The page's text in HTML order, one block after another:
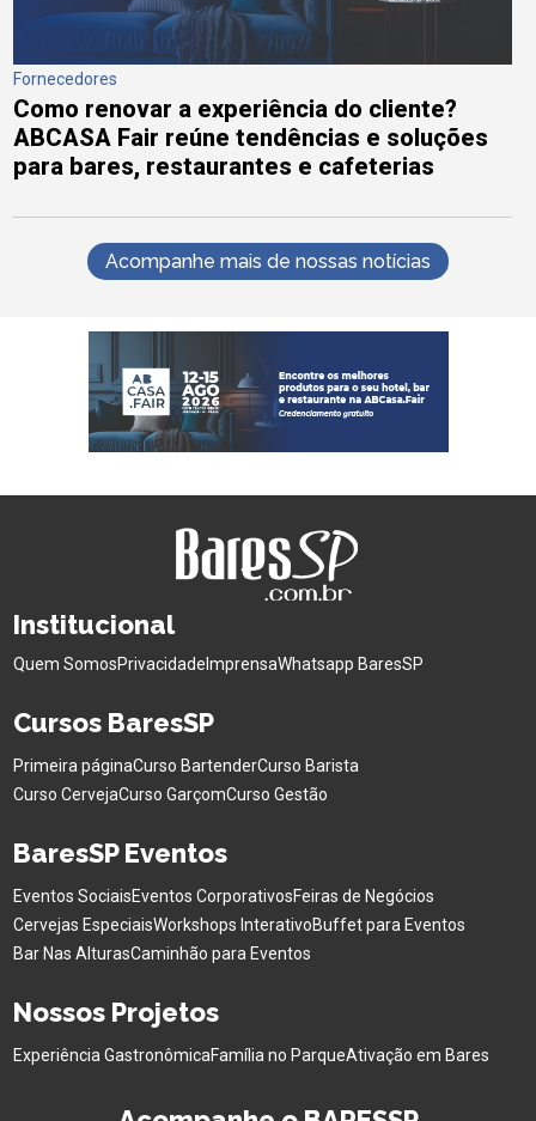
Fornecedores
Como renovar a experiência do cliente?
ABCASA Fair reúne tendências e soluções
para bares, restaurantes e cafeterias
Acompanhe mais de nossas notícias
Institucional
Quem SomosPrivacidade ImprensaWhatsapp BaresSP
Cursos BaresSP
Primeira páginaCurso BartenderCurso Barista
Curso CervejaCurso GarçomCurso Gestão
BaresSP Eventos
Eventos SociaisEventos CorporativosFeiras de Negócios
Cervejas EspeciaisWorkshops InterativoBuffet para Eventos
Bar Nas AlturasCaminhão para Eventos
Nossos Projetos
Experiência GastronômicaFamília no ParqueAtivação em Bares